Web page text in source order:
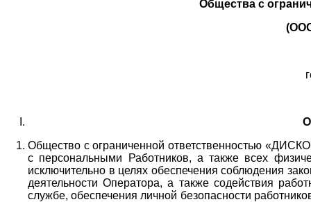
Общества с
Общество с ограниченной ответственностью
с персональными Работников, а также всех
исключительно в целях обеспечения соблюдения
деятельности Оператора,а также содействия
службе, обеспечения личной безопасности